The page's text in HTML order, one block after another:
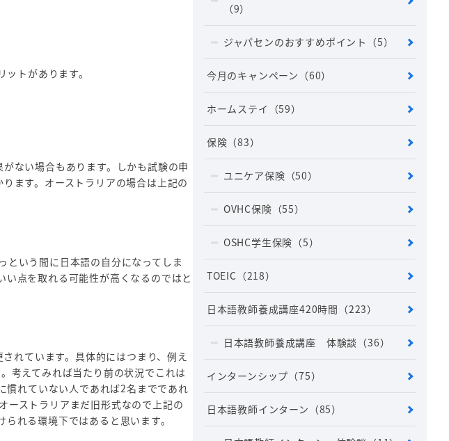
トがあります。
ない場合もあります。しかも試験の申
ます。オーストラリアの場合は上記の
という間に日本語の自分になってしま
点を取れる可能性が高くなるのではと
れています。具体的にはつまり、例え
考えてみれば当たり前の状況でこれは
慣れていない人であれば2名までであれ
ーストラリアまだ旧形式なので上記の
れる環境下ではあると思います。
（9）
ジャパセンのおすすめポイント （5）
今月のキャンペーン （60）
ホームステイ （59）
保険 （83）
ユニケア保険 （50）
OVHC保険 （55）
OSHC学生保険 （5）
TOEIC （218）
日本語教師養成講座420時間 （223）
日本語教師養成講座 体験談 （36）
インターンシップ （75）
日本語教師インターン （85）